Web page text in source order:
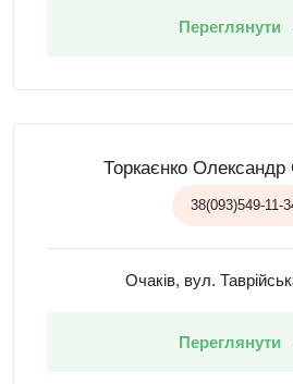
Переглянути
Торкаєнко Олександр
38(093)549-11-
Очаків, вул.
Переглянути